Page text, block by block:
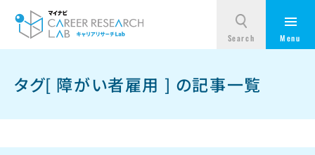
タグ[ 障がい者雇用 ] の記事一覧